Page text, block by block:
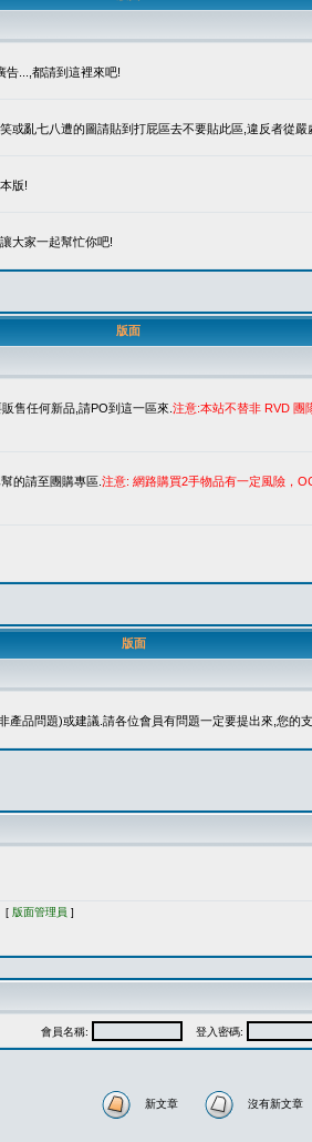
告...,都請到這裡來吧!
或亂七八遭的圖請貼到打屁區去不要貼此區,違反者從嚴
版!
大家一起幫忙你吧!
版面
售任何新品,請PO到這一區來. 注意:本站不替非 RVD 團
的請至團購專區. 注意: 網路購買2手物品有一定風險，
版面
品問題)或建議.請各位會員有問題一定要提出來,您的
[ 版面管理員 ]
會員名稱: 登入密碼:
新文章 沒有新文章